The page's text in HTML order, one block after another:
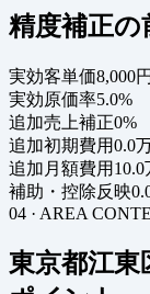
精度補正の
実効客単価8,000円
実効原価率5.0%
追加売上補正0%
追加初期費用0.0
追加月額費用 10.0
補助・控除反映
04 · AREA
東京都江